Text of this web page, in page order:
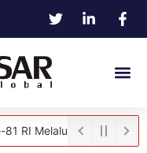
Aksi Donor Darah